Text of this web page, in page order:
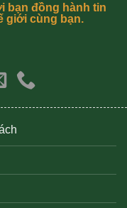
bạn đồng hành tin
giới cùng bạn.